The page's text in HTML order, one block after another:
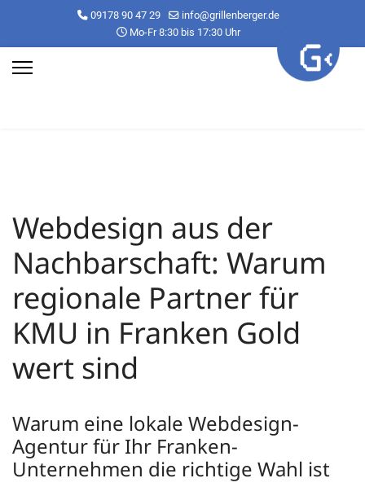
09178 90 47 29
info@grillenberger.de
Mo-Fr 8:30 bis 17:30 Uhr
Webdesign aus der
Nachbarschaft: Warum
regionale Partner für
KMU in Franken Gold
wert sind
Warum eine lokale Webdesign-
Agentur für Ihr Franken-
Unternehmen die richtige Wahl ist